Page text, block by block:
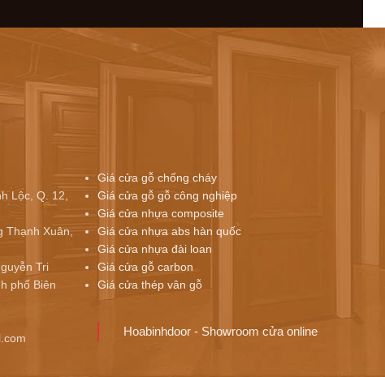
Lộc, Q. 12,
Thạnh Xuân,
Tri
phố Biên
Giá cửa gỗ chống cháy
Giá cửa gỗ gỗ công nghiệp
Giá cửa nhựa composite
Giá cửa nhựa abs hàn quốc
Giá cửa nhựa đài loan
Giá cửa gỗ carbon
Giá cửa thép vân gỗ
Hoabinhdoor - Showroom cửa online